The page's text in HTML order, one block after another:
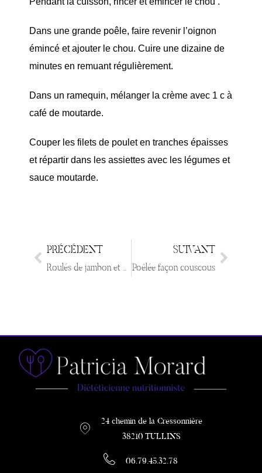
Dans une grande poêle, faire revenir l’oignon
émincé et ajouter le chou. Cuire une dizaine de
minutes en remuant régulièrement.
Dans un ramequin, mélanger la crème avec 1 c à
café de moutarde.
Couper les filets de poulet en tranches épaisses
et répartir dans les assiettes avec les légumes et
sauce moutarde.
PRÉCÉDENT
Roulés de jambon et poulet à la Mexicaine
SUIVANT
Poêlée façon couscous
24 chemin de la Cressonnière
38210 TULLINS
06.79.45.32.78